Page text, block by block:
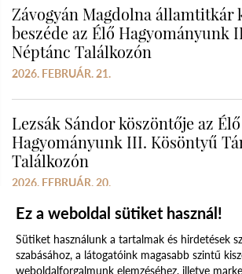
Závogyán Magdolna államtitkár
beszéde az Élő Hagyományunk
Néptánc Találkozón
2026. FEBRUÁR. 21.
Lezsák Sándor köszöntője az Élő
Hagyományunk III. Kösöntyű
Találkozón
2026. FEBRUÁR. 20.
Ez a weboldal sütiket használ!
Sütiket használunk a tartalmak és hirdetések
szabásához, a látogatóink magasabb szintű
weboldalforgalmunk elemzéséhez, illetve